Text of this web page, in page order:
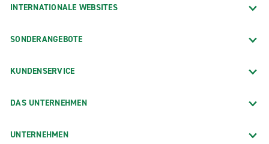
INTERNATIONALE WEBSITES
SONDERANGEBOTE
KUNDENSERVICE
DAS UNTERNEHMEN
UNTERNEHMEN